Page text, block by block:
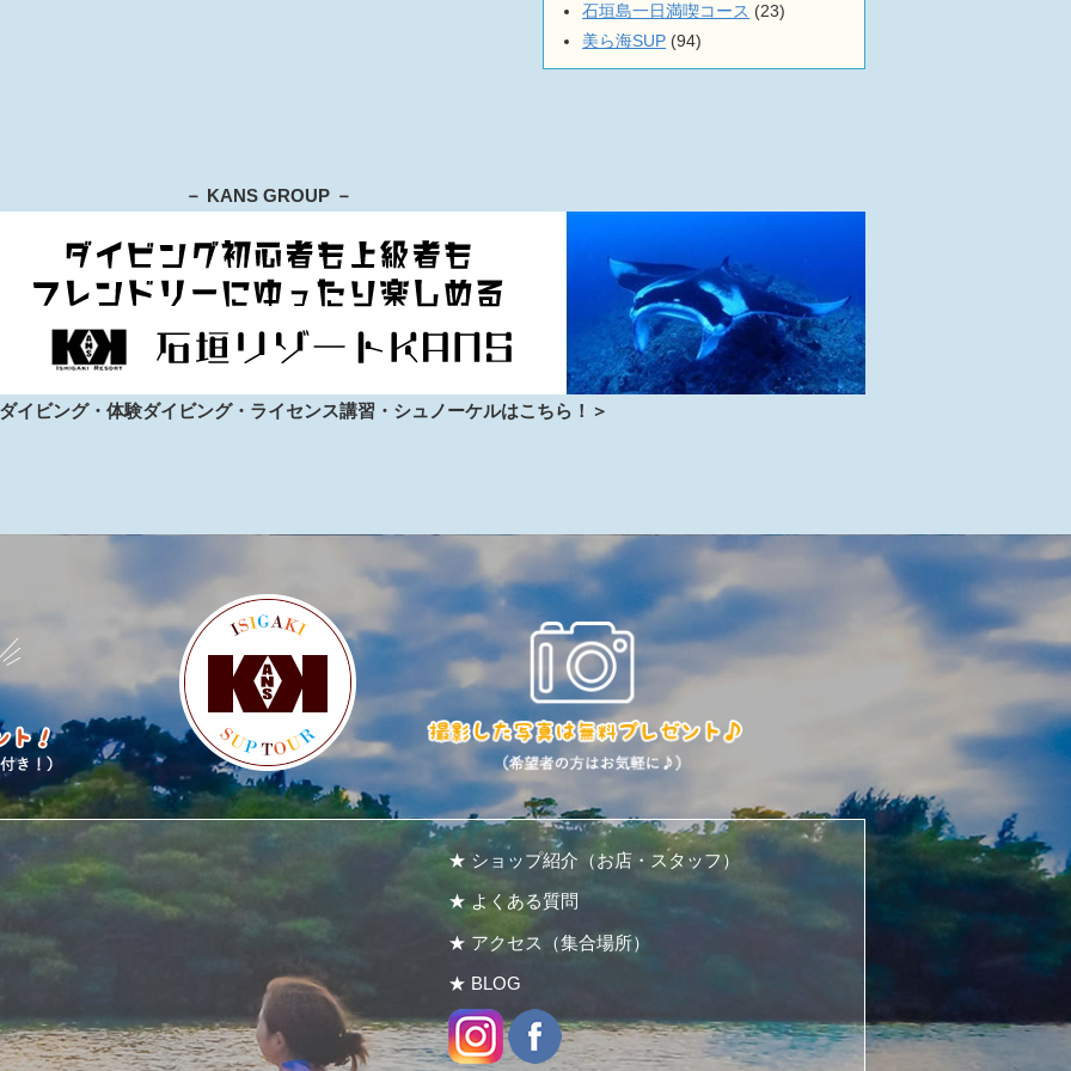
石垣島一日満喫コース (23)
美ら海SUP (94)
－ KANS GROUP －
イビング・体験ダイビング・ライセンス講習・シュノーケルはこちら！＞
★ ショップ紹介（お店・スタッフ）
★ よくある質問
★ アクセス（集合場所）
★ BLOG